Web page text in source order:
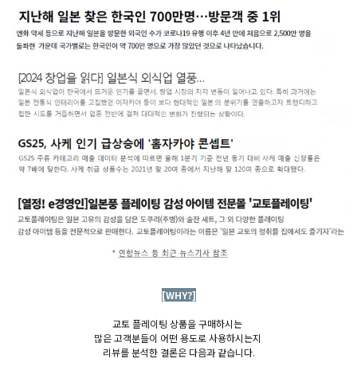
[WHY?]
교토 플레이팅 상품을 구매하시는
많은 고객분들이 어떤 용도로 사용하시는지
리뷰를 분석한 결론은 다음과 같습니다.